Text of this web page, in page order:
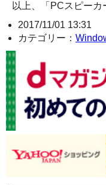
以上、「PCスピーカ
2017/11/01 13:31
カテゴリー：